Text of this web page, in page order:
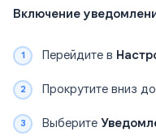
Включение
Перейдите в
Прокрутите вниз до
Выберите